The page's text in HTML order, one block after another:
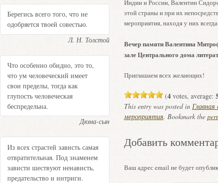
Индии и России, Валентин
этой страны и при их
мероприятия, находя у них
Вечер памяти Валентина
зале Центрального дома
Приглашаем всех желающих!
(4votes, average:
This entry was posted in
мероприятия. Bookmark the
Добавить
Ваш адрес email не будет
Берегись всего того, что не
одобряется твоей совестью.
Л. Н. Толстой
Что особенно обидно, это то,
что ум человеческий имеет
свои пределы, тогда как
глупость человеческая
беспредельна.
Дюма-сын
Из всех страстей зависть самая
отвратительная. Под знаменем
зависти шествуют ненависть,
предательство и интриги.